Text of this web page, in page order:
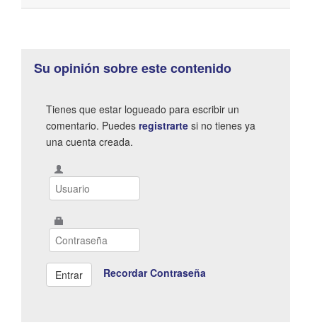
Su opinión sobre este contenido
Tienes que estar logueado para escribir un
comentario. Puedes registrarte si no tienes ya
una cuenta creada.
Recordar Contraseña